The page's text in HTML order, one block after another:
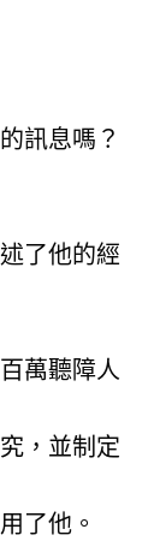
訊息嗎？
了他的經
萬聽障人
，並制定
了他。